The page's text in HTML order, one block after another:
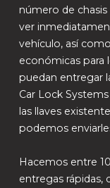
número de
ver
vehículo, así
económicas para
puedan entregar
Car Lock
las llaves
podemos
Hacemos entre
entregas rápidas,